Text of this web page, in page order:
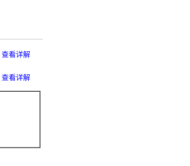
查看详解
查看详解